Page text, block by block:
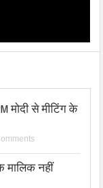
मोदी से मीटिंग के
मालिक नहीं